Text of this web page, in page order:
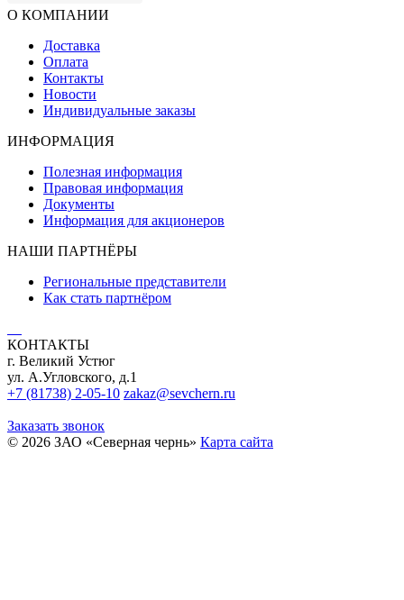
О КОМПАНИИ
Доставка
Оплата
Контакты
Новости
Индивидуальные заказы
ИНФОРМАЦИЯ
Полезная информация
Правовая информация
Документы
Информация для акционеров
НАШИ ПАРТНЁРЫ
Региональные представители
Как стать партнёром
КОНТАКТЫ
г. Великий Устюг
ул. А.Угловского, д.1
+7 (81738) 2-05-10 zakaz@sevchern.ru
Заказать звонок
© 2026 ЗАО «Северная чернь» Карта сайта